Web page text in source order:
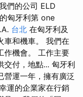
們的公司 ELD
匈牙利第 one
台北 在匈牙利及
車和機車。 我們在
作機會。 工作主要
交付，地點... 匈牙利
營運一年，擁有廣泛
運的企業家在行銷